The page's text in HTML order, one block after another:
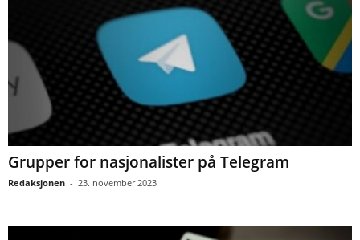
Grupper for nasjonalister på Telegram
Redaksjonen - 23. november 2023